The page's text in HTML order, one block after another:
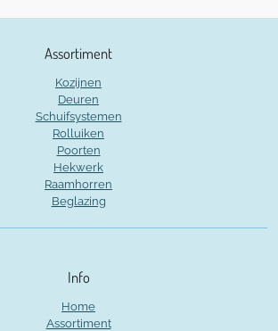
Assortiment
Kozijnen
Deuren
Schuifsystemen
Rolluiken
Poorten
Hekwerk
Raamhorren
Beglazing
Info
Home
Assortiment